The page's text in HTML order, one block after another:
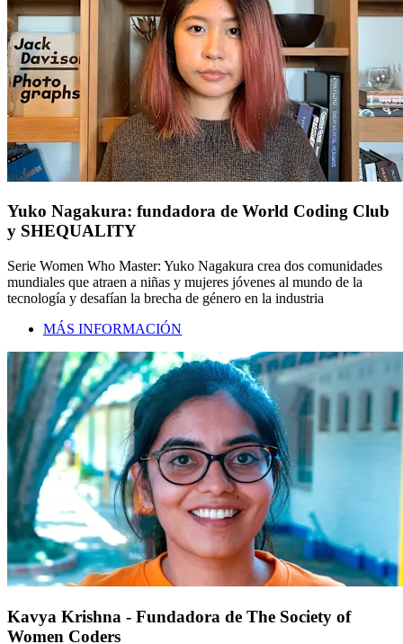
Yuko Nagakura: fundadora de World Coding Club
y SHEQUALITY
Serie Women Who Master: Yuko Nagakura crea dos comunidades
mundiales que atraen a niñas y mujeres jóvenes al mundo de la
tecnología y desafían la brecha de género en la industria
MÁS INFORMACIÓN
Kavya Krishna - Fundadora de The Society of
Women Coders